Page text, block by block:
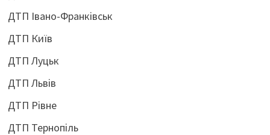
ДТП Івано-Франківськ
ДТП Київ
ДТП Луцьк
ДТП Львів
ДТП Рівне
ДТП Тернопіль